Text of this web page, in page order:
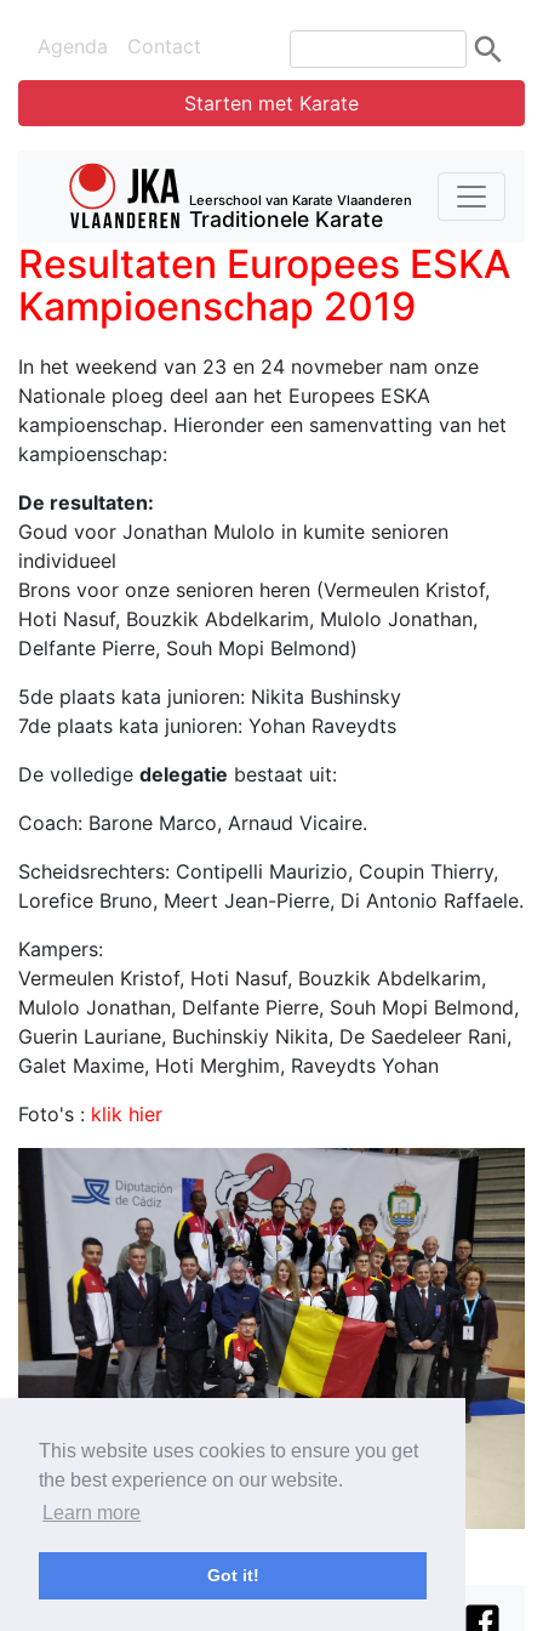
This website uses cookies to ensure you get
the best experience on our website.
Learn more
Got it!
Agenda Contact
Starten met Karate
Leerschool van Karate Vlaanderen
Traditionele Karate
Resultaten Europees ESKA
Kampioenschap 2019
In het weekend van 23 en 24 novmeber nam onze
Nationale ploeg deel aan het Europees ESKA
kampioenschap. Hieronder een samenvatting van het
kampioenschap:
De resultaten:
Goud voor Jonathan Mulolo in kumite senioren
individueel
Brons voor onze senioren heren (Vermeulen Kristof,
Hoti Nasuf, Bouzkik Abdelkarim, Mulolo Jonathan,
Delfante Pierre, Souh Mopi Belmond)
5de plaats kata junioren: Nikita Bushinsky
7de plaats kata junioren: Yohan Raveydts
De volledige delegatie bestaat uit:
Coach: Barone Marco, Arnaud Vicaire.
Scheidsrechters: Contipelli Maurizio, Coupin Thierry,
Lorefice Bruno, Meert Jean-Pierre, Di Antonio Raffaele.
Kampers:
Vermeulen Kristof, Hoti Nasuf, Bouzkik Abdelkarim,
Mulolo Jonathan, Delfante Pierre, Souh Mopi Belmond,
Guerin Lauriane, Buchinskiy Nikita, De Saedeleer Rani,
Galet Maxime, Hoti Merghim, Raveydts Yohan
Foto's : klik hier